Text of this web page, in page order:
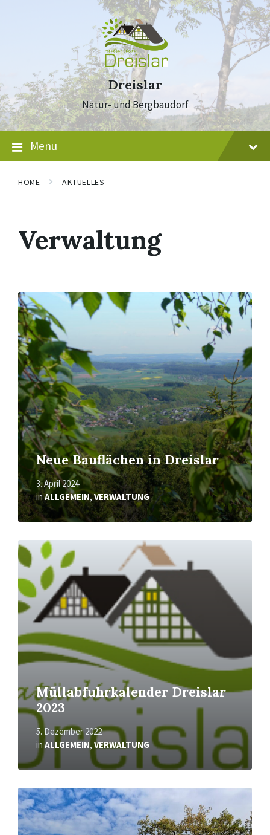
Dreislar
Natur- und Bergbaudorf
Menu
HOME AKTUELLES
Verwaltung
Neue Bauflächen in Dreislar
3. April 2024
inALLGEMEIN,VERWALTUNG
Mehr
erfahren
Müllabfuhrkalender Dreislar
2023
5. Dezember 2022
inALLGEMEIN, VERWALTUNG
Mehr
erfahren
Mehr
erfahren